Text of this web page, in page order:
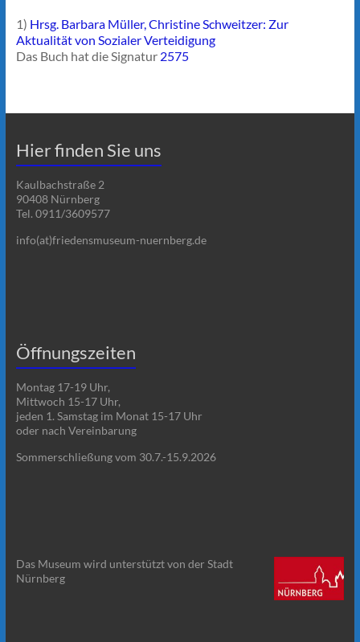
1) Hrsg. Barbara Müller, Christine Schweitzer: Zur
Aktualität von Sozialer Verteidigung
Das Buch hat die Signatur 2575
Hier finden Sie uns
Kaulbachstraße 2
90408 Nürnberg
Tel. 0911/3609577
info(at)friedensmuseum-nuernberg.de
Öffnungszeiten
Montag 17-19 Uhr,
Mittwoch 15-17 Uhr,
jeden 1. Samstag im Monat 15-17 Uhr
oder nach Vereinbarung
Sommerschließung vom 30.7.-15.9.2026
Das Museum wird unterstützt von der Stadt
Nürnberg